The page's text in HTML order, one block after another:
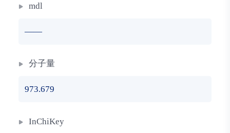
mdl
——
分子量
973.679
InChiKey